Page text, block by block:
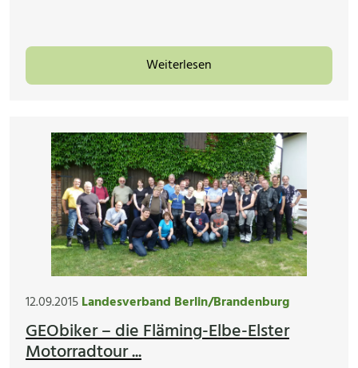
Weiterlesen
12.09.2015Landesverband Berlin/Brandenburg
GEObiker – die Fläming-Elbe-Elster
Motorradtour ...